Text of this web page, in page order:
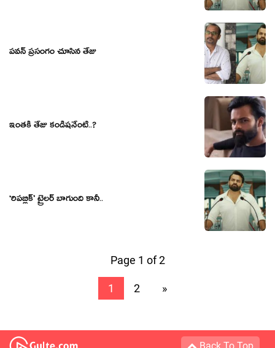
ప‌వ‌న్ ప్ర‌సంగం చూసిన తేజు
ఇంతకీ తేజు కండిషనేంటి..?
‘రిపబ్లిక్’ ట్రైలర్ బాగుంది కానీ..
Page 1 of 2
1 2 »
Back To Top